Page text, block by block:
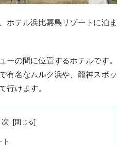
ホテル浜比嘉島リゾートに泊ま
ーの間に位置するホテルです。
有名なムルク浜や、龍神スポッ
行けます。
次
ト